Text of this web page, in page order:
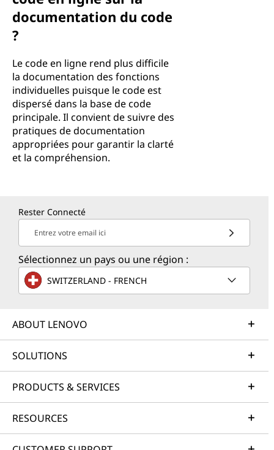
documentation du code
?
Le code en ligne rend plus difficile
la documentation des fonctions
individuelles puisque le code est
dispersé dans la base de code
principale. Il convient de suivre des
pratiques de documentation
appropriées pour garantir la clarté
et la compréhension.
Rester Connecté
Entrez votre email ici
Sélectionnez un pays ou une région :
SWITZERLAND - FRENCH
ABOUT LENOVO
SOLUTIONS
PRODUCTS & SERVICES
RESOURCES